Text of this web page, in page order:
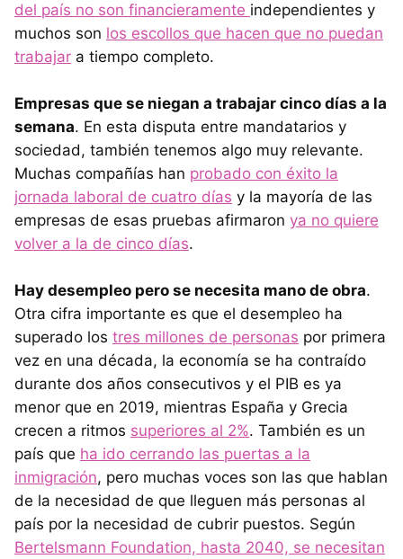
del país no son financieramente independientes y
muchos son los escollos que hacen que no puedan
trabajar a tiempo completo.
Empresas que se niegan a trabajar cinco días a la
semana. En esta disputa entre mandatarios y
sociedad, también tenemos algo muy relevante.
Muchas compañías han probado con éxito la
jornada laboral de cuatro días y la mayoría de las
empresas de esas pruebas afirmaron ya no quiere
volver a la de cinco días.
Hay desempleo pero se necesita mano de obra.
Otra cifra importante es que el desempleo ha
superado los tres millones de personas por primera
vez en una década, la economía se ha contraído
durante dos años consecutivos y el PIB es ya
menor que en 2019, mientras España y Grecia
crecen a ritmos superiores al 2%. También es un
país que ha ido cerrando las puertas a la
inmigración, pero muchas voces son las que hablan
de la necesidad de que lleguen más personas al
país por la necesidad de cubrir puestos. Según
Bertelsmann Foundation, hasta 2040, se necesitan